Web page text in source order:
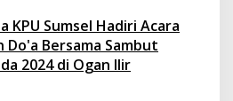
KPU Sumsel Hadiri Acara
Do'a Bersama Sambut
2024 di Ogan Ilir